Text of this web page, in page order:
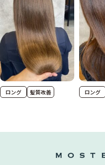
ロング 髪質改善 ロング